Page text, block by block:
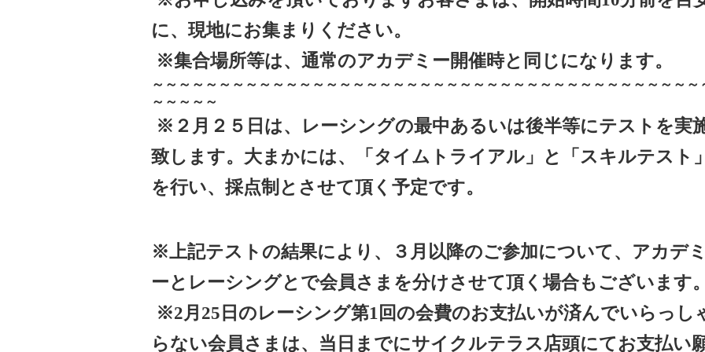
に、現地にお集まりください。
※集合場所等は、通常のアカデミー開催時と同じになります。
～～～～～～～～～～～～～～～～～～～～～～～～～～～～～～～～～～～～～～～～～
～～～～～
※２月２５日は、レーシングの最中あるいは後半等にテストを実
致します。大まかには、「タイムトライアル」と「スキルテスト」
を行い、採点制とさせて頂く予定です。
※上記テストの結果により、３月以降のご参加について、アカデミ
ーとレーシングとで会員さまを分けさせて頂く場合もございます。
※2月25日のレーシング第1回の会費のお支払いが済んでいらっし
らない会員さまは、当日までにサイクルテラス店頭にてお支払い